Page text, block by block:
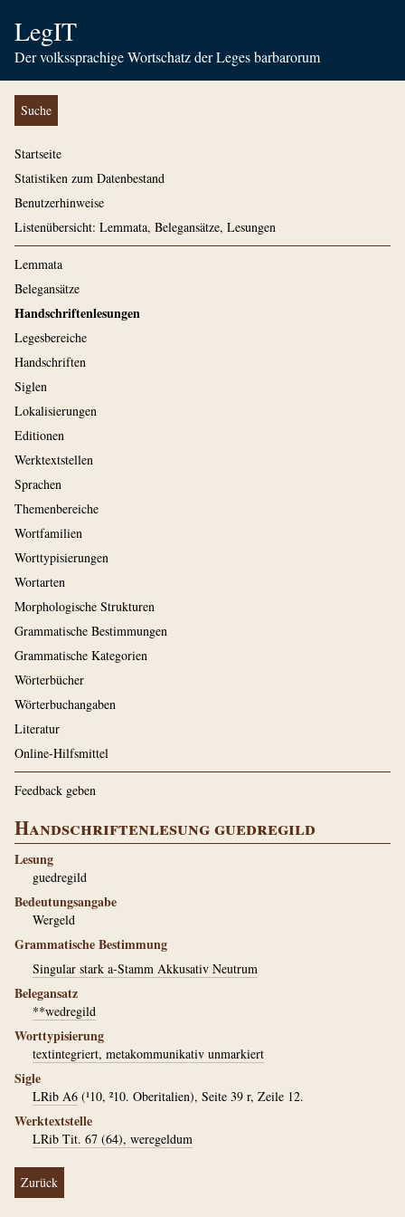
LegIT
Der volkssprachige Wortschatz der Leges barbarorum
Suche
Startseite
Statistiken zum Datenbestand
Benutzerhinweise
Listenübersicht: Lemmata, Belegansätze, Lesungen
Lemmata
Belegansätze
Handschriftenlesungen
Legesbereiche
Handschriften
Siglen
Lokalisierungen
Editionen
Werktextstellen
Sprachen
Themenbereiche
Wortfamilien
Worttypisierungen
Wortarten
Morphologische Strukturen
Grammatische Bestimmungen
Grammatische Kategorien
Wörterbücher
Wörterbuchangaben
Literatur
Online-Hilfsmittel
Feedback geben
Handschriftenlesung guedregild
Lesung
guedregild
Bedeutungsangabe
Wergeld
Grammatische Bestimmung
Singular stark a-Stamm Akkusativ Neutrum
Belegansatz
**wedregild
Worttypisierung
textintegriert, metakommunikativ unmarkiert
Sigle
LRib A6 (¹10, ²10. Oberitalien), Seite 39 r, Zeile 12.
Werktextstelle
LRib Tit. 67 (64), weregeldum
Zurück